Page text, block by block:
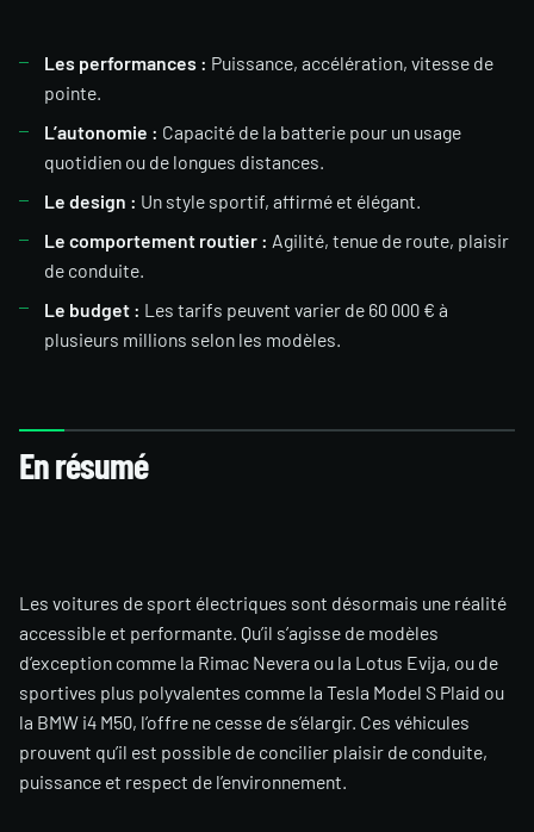
Les performances : Puissance, accélération, vitesse de
pointe.
L’autonomie : Capacité de la batterie pour un usage
quotidien ou de longues distances.
Le design : Un style sportif, affirmé et élégant.
Le comportement routier : Agilité, tenue de route, plaisir
de conduite.
Le budget : Les tarifs peuvent varier de 60 000 € à
plusieurs millions selon les modèles.
En résumé
Les voitures de sport électriques sont désormais une réalité
accessible et performante. Qu’il s’agisse de modèles
d’exception comme la Rimac Nevera ou la Lotus Evija, ou de
sportives plus polyvalentes comme la Tesla Model S Plaid ou
la BMW i4 M50, l’offre ne cesse de s’élargir. Ces véhicules
prouvent qu’il est possible de concilier plaisir de conduite,
puissance et respect de l’environnement.